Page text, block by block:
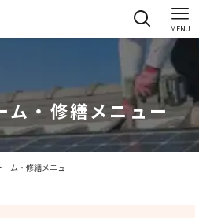
MENU
ム・修繕メニュー
ム・修繕メニュー